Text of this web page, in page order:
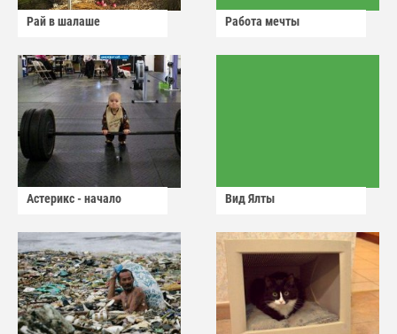
Рай в шалаше Работа мечты
Астерикс - начало Вид Ялты